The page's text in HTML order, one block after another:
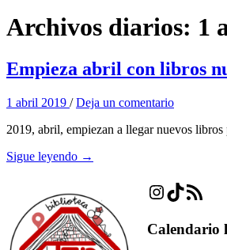
Archivos diarios: 1
Empieza abril con libros
1 abril 2019 /Deja un comentario
2019, abril, empiezan a llegar nuevos
Sigue leyendo →
Instagram
TikTok
Feed RSS
Calendario